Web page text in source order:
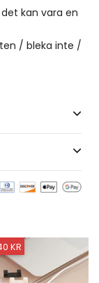
kan vara en
/ bleka inte /
KR